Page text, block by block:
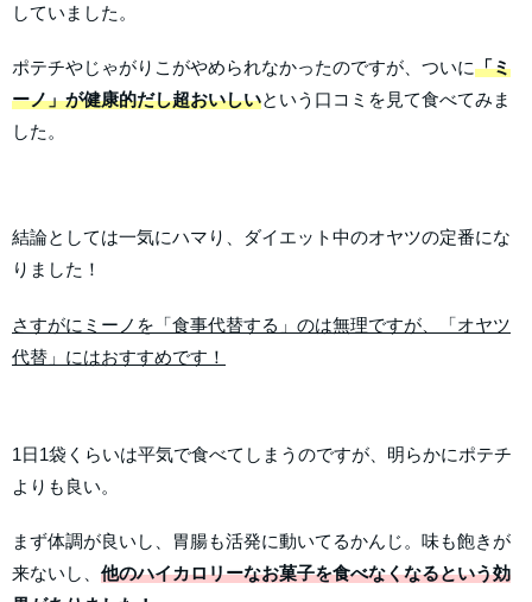
していました。
ポテチやじゃがりこがやめられなかったのですが、ついに「ミ
ーノ」が健康的だし超おいしいという口コミを見て食べてみま
した。
結論としては一気にハマり、ダイエット中のオヤツの定番にな
りました！
さすがにミーノを「食事代替する」のは無理ですが、「オヤツ
代替」にはおすすめです！
1日1袋くらいは平気で食べてしまうのですが、明らかにポテチ
よりも良い。
まず体調が良いし、胃腸も活発に動いてるかんじ。味も飽きが
来ないし、 他のハイカロリーなお菓子を食べなくなるという効